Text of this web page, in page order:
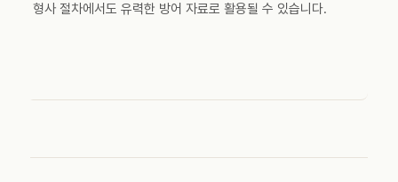
형사 절차에서도 유력한 방어 자료로 활용될 수 있습니다.